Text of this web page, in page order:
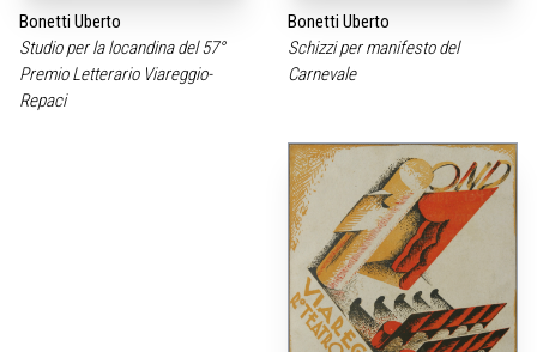
Bonetti Uberto
Studio per la locandina del 57°
Premio Letterario Viareggio-
Repaci
Bonetti Uberto
Schizzi per manifesto del
Carnevale